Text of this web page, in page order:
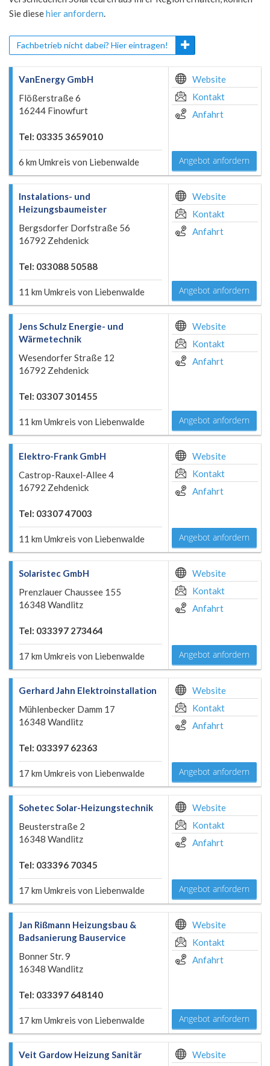
Sie diesehier anfordern.
Fachbetrieb nicht dabei? Hier eintragen!
VanEnergy GmbH
Flößerstraße 6
16244 Finowfurt
Tel: 03335 3659010
6 km Umkreis von Liebenwalde
Website
Kontakt
Anfahrt
Angebot anfordern
Instalations- und
Heizungsbaumeister
Bergsdorfer Dorfstraße 56
16792 Zehdenick
Tel: 033088 50588
11 km Umkreis von Liebenwalde
Website
Kontakt
Anfahrt
Angebot anfordern
Jens Schulz Energie- und
Wärmetechnik
Wesendorfer Straße 12
16792 Zehdenick
Tel: 03307 301455
11 km Umkreis von Liebenwalde
Website
Kontakt
Anfahrt
Angebot anfordern
Elektro-Frank GmbH
Castrop-Rauxel-Allee 4
16792 Zehdenick
Tel: 03307 47003
11 km Umkreis von Liebenwalde
Website
Kontakt
Anfahrt
Angebot anfordern
Solaristec GmbH
Prenzlauer Chaussee 155
16348 Wandlitz
Tel: 033397 273464
17 km Umkreis von Liebenwalde
Website
Kontakt
Anfahrt
Angebot anfordern
Gerhard Jahn Elektroinstallation
Mühlenbecker Damm 17
16348 Wandlitz
Tel: 033397 62363
17 km Umkreis von Liebenwalde
Website
Kontakt
Anfahrt
Angebot anfordern
Sohetec Solar-Heizungstechnik
Beusterstraße 2
16348 Wandlitz
Tel: 033396 70345
17 km Umkreis von Liebenwalde
Website
Kontakt
Anfahrt
Angebot anfordern
Jan Rißmann Heizungsbau &
Badsanierung Bauservice
Bonner Str. 9
16348 Wandlitz
Tel: 033397 648140
17 km Umkreis von Liebenwalde
Website
Kontakt
Anfahrt
Angebot anfordern
Veit Gardow Heizung Sanitär
Website